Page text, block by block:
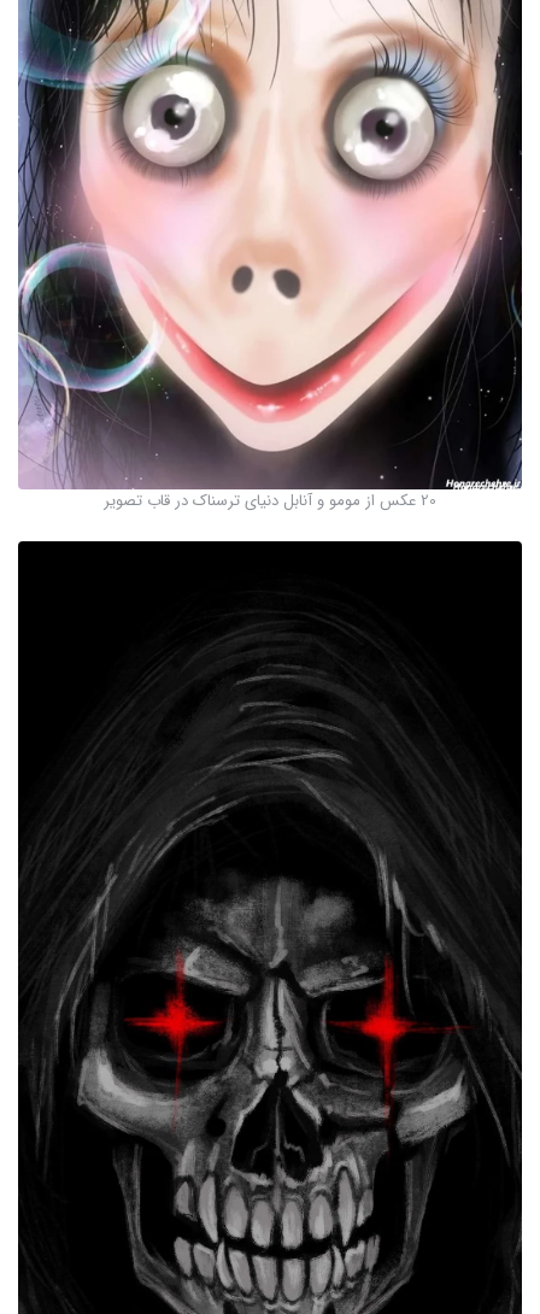
20 عکس از مومو و آنابل دنیای ترسناک در قاب تصویر